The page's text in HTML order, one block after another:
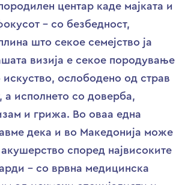
центар каде мајката и
– со безбедност,
што секое семејство ја
визија е секое породување
ослободено од страв
а исполнето со доверба,
и грижа. Во оваа една
дека и во Македонија може
според највисоките
– со врвна медицинска